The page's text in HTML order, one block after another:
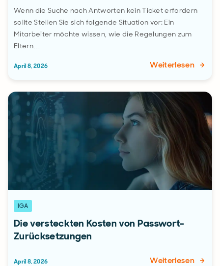
Wenn die Suche nach Antworten kein Ticket erfordern
sollte Stellen Sie sich folgende Situation vor: Ein
Mitarbeiter möchte wissen, wie die Regelungen zum
Eltern…
April 8, 2026 Weiterlesen
IGA
Die versteckten Kosten von Passwort-
Zurücksetzungen
April 8, 2026 Weiterlesen